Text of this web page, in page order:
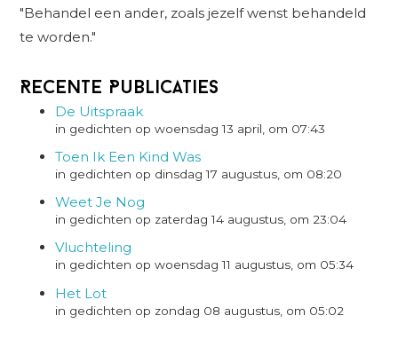
"Behandel een ander, zoals jezelf wenst behandeld
te worden."
Recente Publicaties
De Uitspraak
in gedichten op woensdag 13 april, om 07:43
Toen Ik Een Kind Was
in gedichten op dinsdag 17 augustus, om 08:20
Weet Je Nog
in gedichten op zaterdag 14 augustus, om 23:04
Vluchteling
in gedichten op woensdag 11 augustus, om 05:34
Het Lot
in gedichten op zondag 08 augustus, om 05:02